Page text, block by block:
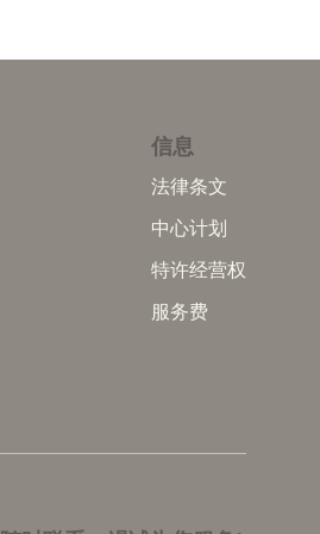
信息
法律条文
中心计划
特许经营权
服务费